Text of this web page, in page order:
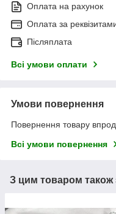
Оплата на рахунок
Оплата за
Післяплата
Всі умови оплати
Умови повернення
Повернення товару
Всі умови повернення
З цим товаром